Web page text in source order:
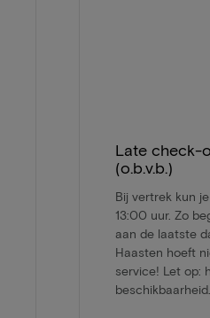
Late check-
(o.b.v.b.)
Bij vertrek kun
13:00 uur. Zo
aan de laatste
Haasten hoeft
service! Let op:
beschikbaarheid.